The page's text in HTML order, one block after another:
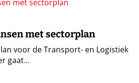
met sectorplan
voor de Transport- en Logistiek
gaat...